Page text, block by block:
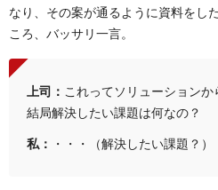
なり、その案が通るように資料をし
ころ、バッサリ一言。
上司： これってソリューション
結局解決したい課題は何なの？
私： ・・・（解決したい課題？）